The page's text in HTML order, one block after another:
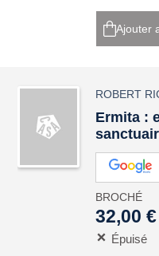
Ajouter
ROBERT
Ermita :
BROCHÉ
32,00 €
Épuisé